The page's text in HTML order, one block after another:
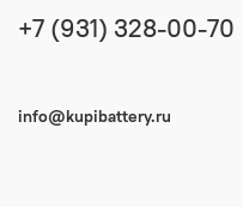
+7 (931) 328-00-70
info@kupibattery.ru